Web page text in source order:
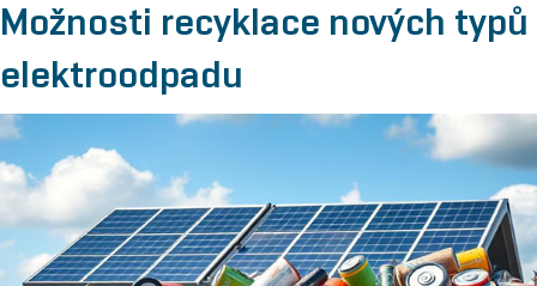
Možnosti recyklace nových typů
elektroodpadu